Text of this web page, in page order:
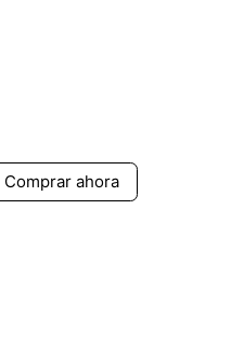
Comprar ahora